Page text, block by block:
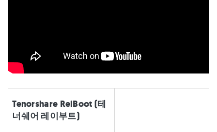
Tenorshare ReiBoot (테
너쉐어 레이부트)